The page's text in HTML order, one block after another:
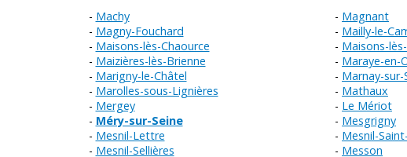
Machy
Magnant
Magny-Fouchard
Mailly-le-
Maisons-lès-Chaource
Maisons-
Maizières-lès-Brienne
Maraye-en-
Marigny-le-Châtel
Marnay-sur-
Marolles-sous-Lignières
Mathaux
Mergey
Le Mériot
Méry-sur-Seine
Mesgrigny
Mesnil-Lettre
Mesnil-
Mesnil-Sellières
Messon